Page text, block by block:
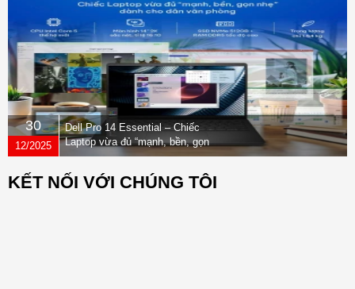
30
12/2025
Dell Pro 14 Essential – Chiếc
Laptop vừa đủ “mạnh, bền, gọn
nhẹ” dành cho dân văn phòng
KẾT NỐI VỚI CHÚNG TÔI